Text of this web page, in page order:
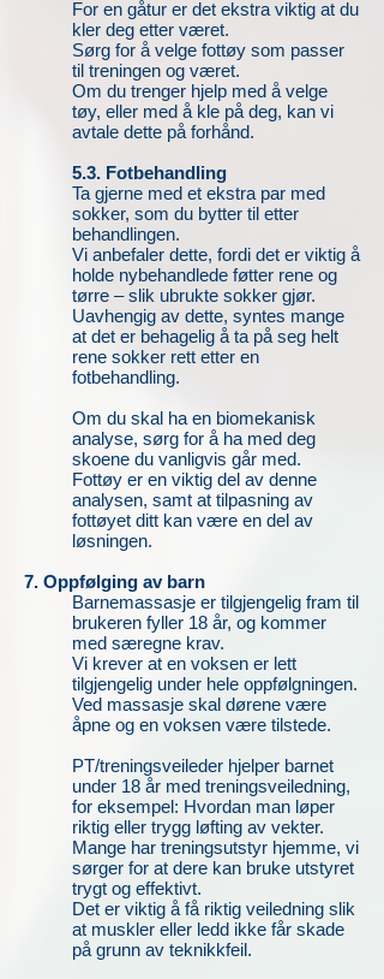
For en gåtur er det ekstra viktig at du
kler deg etter været.
Sørg for å velge fottøy som passer
til treningen og været.
Om du trenger hjelp med å velge
tøy, eller med å kle på deg, kan vi
avtale dette på forhånd.
5.3. Fotbehandling
Ta gjerne med et ekstra par med
sokker, som du bytter til etter
behandlingen.
Vi anbefaler dette, fordi det er viktig å
holde nybehandlede føtter rene og
tørre – slik ubrukte sokker gjør.
Uavhengig av dette, syntes mange
at det er behagelig å ta på seg helt
rene sokker rett etter en
fotbehandling.
Om du skal ha en biomekanisk
analyse, sørg for å ha med deg
skoene du vanligvis går med.
Fottøy er en viktig del av denne
analysen, samt at tilpasning av
fottøyet ditt kan være en del av
løsningen.
7. Oppfølging av barn
Barnemassasje er tilgjengelig fram til
brukeren fyller 18 år, og kommer
med særegne krav.
Vi krever at en voksen er lett
tilgjengelig under hele oppfølgningen.
Ved massasje skal dørene være
åpne og en voksen være tilstede.
PT/treningsveileder hjelper barnet
under 18 år med treningsveiledning,
for eksempel: Hvordan man løper
riktig eller trygg løfting av vekter.
Mange har treningsutstyr hjemme, vi
sørger for at dere kan bruke utstyret
trygt og effektivt.
Det er viktig å få riktig veiledning slik
at muskler eller ledd ikke får skade
på grunn av teknikkfeil.